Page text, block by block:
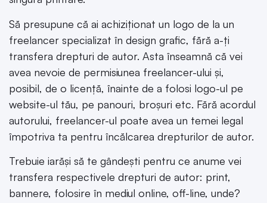
Să presupune că ai achiziționat un logo de la un
freelancer specializat în design grafic, fără a-ți
transfera drepturi de autor. Asta înseamnă că vei
avea nevoie de permisiunea freelancer-ului și,
posibil, de o licență, înainte de a folosi logo-ul pe
website-ul tău, pe panouri, broșuri etc. Fără acordul
autorului, freelancer-ul poate avea un temei legal
împotriva ta pentru încălcarea drepturilor de autor.
Trebuie iarăși să te gândești pentru ce anume vei
transfera respectivele drepturi de autor: print,
bannere, folosire în mediul online, off-line, unde?